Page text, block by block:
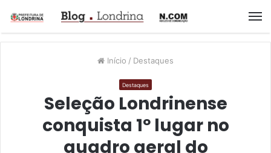
Início / Destaques
Destaques
Seleção Londrinense
conquista 1º lugar no
quadro geral do